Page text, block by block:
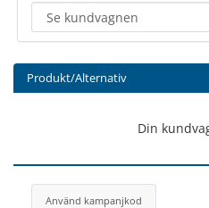
Produkt/Alternativ
Din
Använd kampanjkod